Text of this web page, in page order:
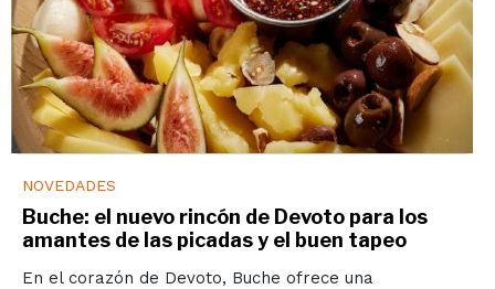
NOVEDADES
Buche: el nuevo rincón de Devoto para los
amantes de las picadas y el buen tapeo
En el corazón de Devoto, Buche ofrece una